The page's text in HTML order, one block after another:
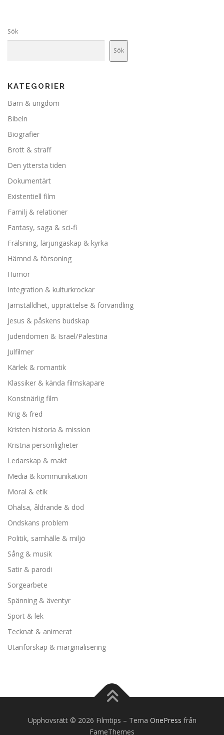
Sök
Sök
KATEGORIER
Barn & ungdom
Bibeln
Biografier
Brott & straff
Den yttersta tiden
Dokumentärt
Existentiell film
Familj & relationer
Fantasy, saga & sci-fi
Frälsning, lärjungaskap & kyrka
Hämnd & försoning
Humor
Integration & kulturkrockar
Jämställdhet, upprättelse & förvandling
Jesus & påskens budskap
Judendomen & Israel/Palestina
Julfilmer
Kärlek & romantik
Klassiker & kända filmskapare
Konstnärlig film
Krig & fred
Kristen historia & mission
Kristna personligheter
Ledarskap & makt
Media & kommunikation
Moral & etik
Ohälsa, åldrande & död
Ondskans problem
Politik, samhälle & miljö
Sång & musik
Satir & parodi
Sorgearbete
Spänning & äventyr
Sport & lek
Tecknat & animerat
Utanförskap & marginalisering
Upphovsrätt © 2026 Filmtips – Tema OnePress från
FameThemes